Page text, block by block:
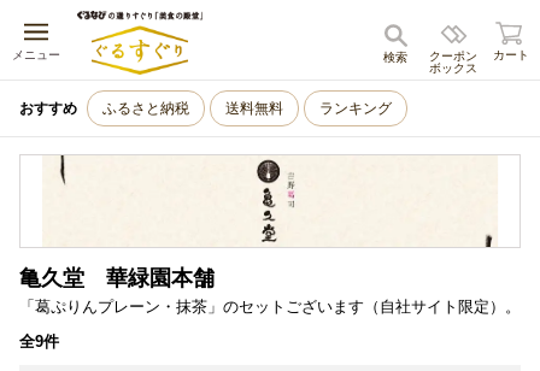
メニュー
キャンセル
クーポン
ボックス
検索 カート
おすすめ ふるさと納税 送料無料 ランキング
亀久堂 華緑園本舗
「葛ぷりんプレーン・抹茶」のセットございます（自社サイト限定）。
全9件